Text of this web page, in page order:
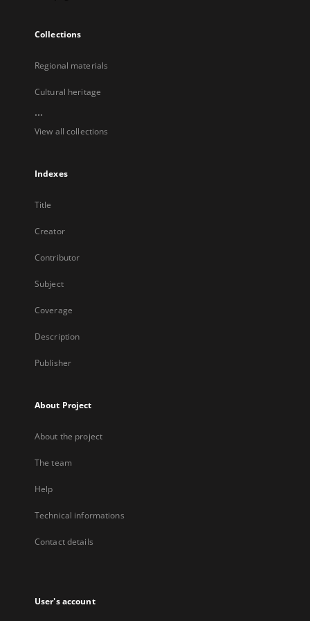
Collections
Regional materials
Cultural heritage
...
View all collections
Indexes
Title
Creator
Contributor
Subject
Coverage
Description
Publisher
About Project
About the project
The team
Help
Technical informations
Contact details
User's account